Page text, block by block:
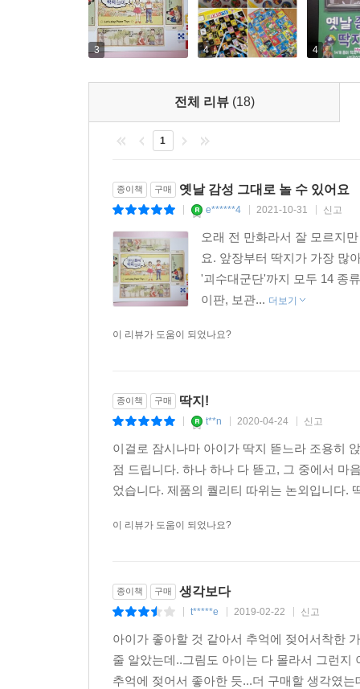
3 4 4
전체 리뷰 (18)
1
종이책 구매 옛날 감성 그대로 놀 수 있어요
e******4 2021-10-31 신고
오래 전 만화라서 잘 모르지
요. 앞장부터 딱지가 가장 많
'괴수대군단'까지 모두 14 종
이판, 보관... 더보기
이 리뷰가 도움이 되었나요?
종이책 구매 딱지!
t**n 2020-04-24 신고
이걸로 잠시나마 아이가 딱지 뜯느라 조용히
점 드립니다. 하나 하나 다 뜯고, 그 중에서 마
었습니다. 제품의 퀄리티 따위는 논외입니다.
이 리뷰가 도움이 되었나요?
종이책 구매 생각보다
t*****e 2019-02-22 신고
아이가 좋아할 것 같아서 추억에 젖어서착한
줄 알았는데..그림도 아이는 다 몰라서 그런
추억에 젖어서 좋아한 듯...더 구매할 생각였